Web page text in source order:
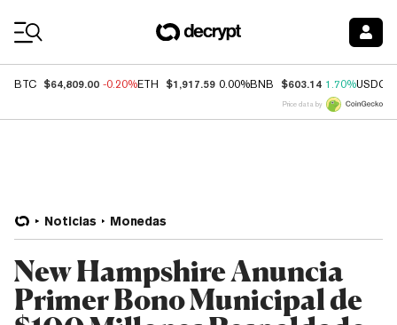
BTC $64,809.00 -0.20%ETH $1,917.59 0.00%BNB $603.14 1.70%USDC
Price data by
Noticias Monedas
New Hampshire Anuncia
Primer Bono Municipal de